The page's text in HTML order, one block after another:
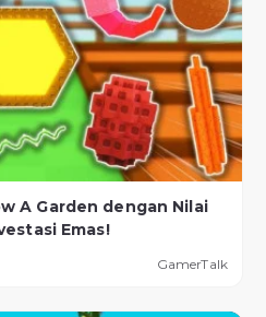
A Garden dengan Nilai
Emas!
GamerTalk